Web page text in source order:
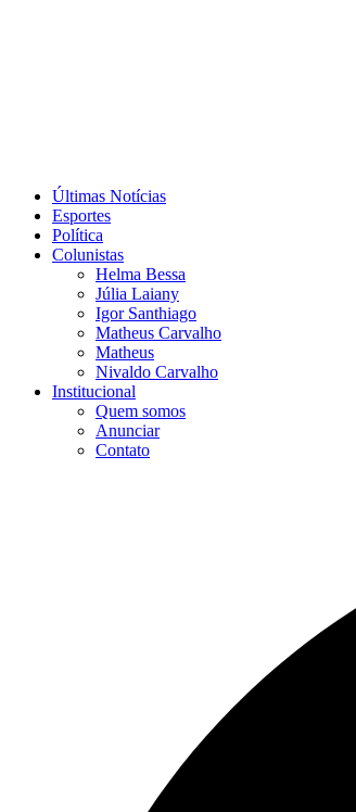
Últimas Notícias
Esportes
Política
Colunistas
Helma Bessa
Júlia Laiany
Igor Santhiago
Matheus Carvalho
Matheus
Nivaldo Carvalho
Institucional
Quem somos
Anunciar
Contato